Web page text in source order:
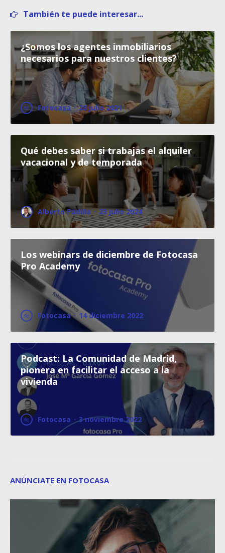
También te puede interesar...
¿Somos los agentes inmobiliarios
necesarios para nuestros clientes?
Fotocasa · 28 julio 2021
Qué debes saber si trabajas el alquiler
vacacional y de temporada
Alberto Padilla · 23 julio 2024
Los webinars de diciembre de Fotocasa
Pro Academy
Fotocasa · 14 diciembre 2022
Podcast: La Comunidad de Madrid,
pionera en facilitar el acceso a la
vivienda
Fotocasa · 3 noviembre 2022
ANÚNCIATE EN FOTOCASA